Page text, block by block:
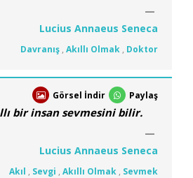
Lucius Annaeus Seneca
Davranış , Akıllı Olmak , Doktor
Görsel İndir Paylaş
bir insan sevmesini bilir.
Lucius Annaeus Seneca
Akıl , Sevgi , Akıllı Olmak , Sevmek